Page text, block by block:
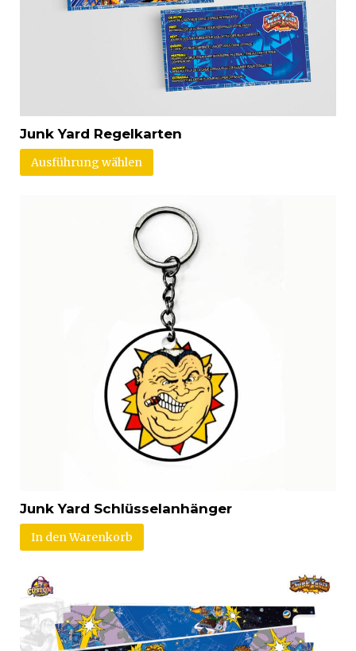
Junk Yard Regelkarten
Ausführung wählen
Junk Yard Schlüsselanhänger
In den Warenkorb